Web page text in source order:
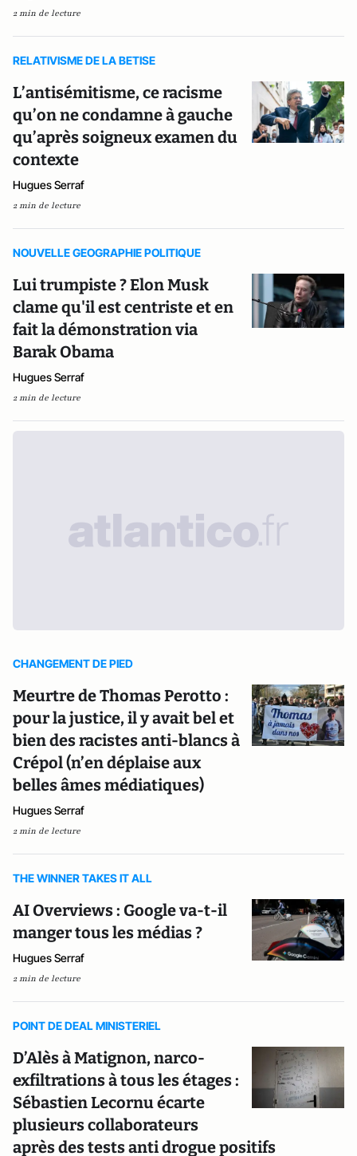
2 min de lecture
RELATIVISME DE LA BETISE
L’antisémitisme, ce racisme
qu’on ne condamne à gauche
qu’après soigneux examen du
contexte
Hugues Serraf
2 min de lecture
NOUVELLE GEOGRAPHIE POLITIQUE
Lui trumpiste ? Elon Musk
clame qu'il est centriste et en
fait la démonstration via
Barak Obama
Hugues Serraf
2 min de lecture
CHANGEMENT DE PIED
Meurtre de Thomas Perotto :
pour la justice, il y avait bel et
bien des racistes anti-blancs à
Crépol (n’en déplaise aux
belles âmes médiatiques)
Hugues Serraf
2 min de lecture
THE WINNER TAKES IT ALL
AI Overviews : Google va-t-il
manger tous les médias ?
Hugues Serraf
2 min de lecture
POINT DE DEAL MINISTERIEL
D’Alès à Matignon, narco-
exfiltrations à tous les étages :
Sébastien Lecornu écarte
plusieurs collaborateurs
après des tests anti drogue positifs